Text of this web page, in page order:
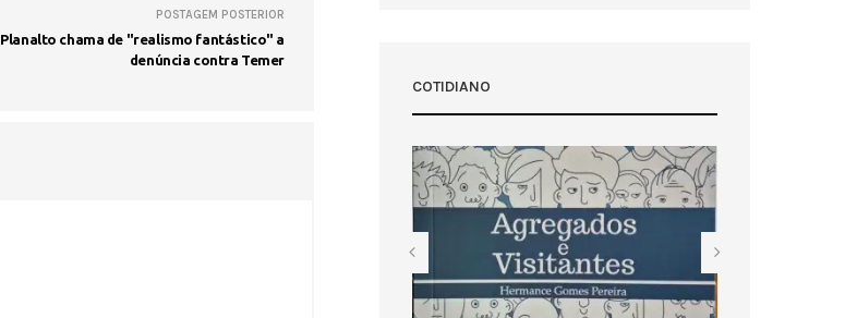
POSTAGEM POSTERIOR
Planalto chama de "realismo fantástico" a
denúncia contra Temer
COTIDIANO